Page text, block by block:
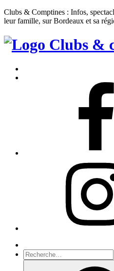
Clubs & Comptines : Infos,
leur famille, sur Bordeaux et sa
Clubs
Comptines
Recherche
pour